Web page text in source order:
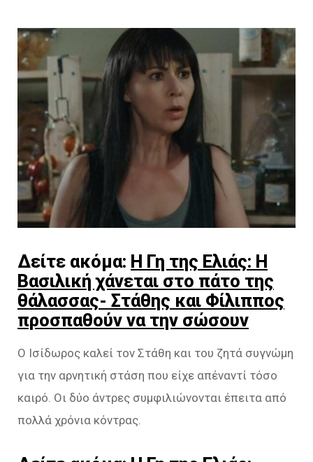
Δείτε ακόμα: Η Γη της Ελιάς: Η
Βασιλική χάνεται στο πάτο της
θάλασσας- Στάθης και Φίλιππος
προσπαθούν να την σώσουν
Ο Ισίδωρος καλεί τον Στάθη και του ζητά συγνώμη
για την αρνητική στάση που είχε απέναντί τόσο
καιρό. Οι δύο άντρες συμφιλιώνονται έπειτα από
πολλά χρόνια κόντρας.